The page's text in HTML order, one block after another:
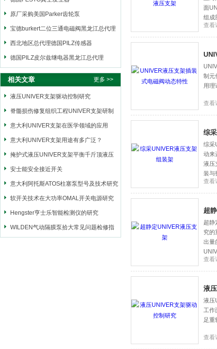
原厂采购美国Parker齿轮泵
宝德burkert二位三通电磁阀黑龙江总代理
西北地区总代理德国PILZ传感器
德国PILZ皮尔兹继电器黑龙江总代理
相关文章 更多 >>
液压UNIVER支架驱动控制研究
脊髓损伤修复组织工程UNIVER支架研制
意大利UNIVER支架在医学领域的应用
意大利UNIVER支架用途有多广泛？
掩护式液压UNIVER支架平衡千斤顶液压
回路分析
安士能安全接近开关
意大利阿托斯ATOS柱塞泵型号及技术研究
软开关技术在大功率OMAL开关电源研究
Hengster亨士乐智能检测仪的研究
WILDEN气动隔膜泵拾大常见问题检修指
面
组成
查看
制元
用理
查看
综
综采
动来
液压
装与
查看
超
超静
究的
出量
查看
液
液压
工作
足重
查看